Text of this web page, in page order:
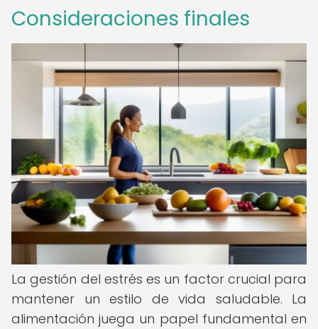
Consideraciones finales
La gestión del estrés es un factor crucial para
mantener un estilo de vida saludable. La
alimentación juega un papel fundamental en